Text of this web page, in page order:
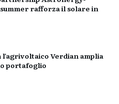
rafforza il solare in
l’agrivoltaico Verdian amplia
portafoglio